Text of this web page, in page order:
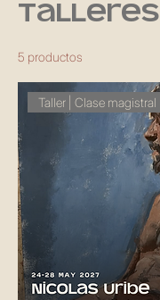
Talleres
5 productos
Taller | Clase magistral